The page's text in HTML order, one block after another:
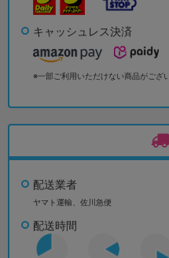
キャッシュレス決済
※一部ご利用いただけない商品がござい
配送業者
ヤマト運輸、佐川急便
配送時間